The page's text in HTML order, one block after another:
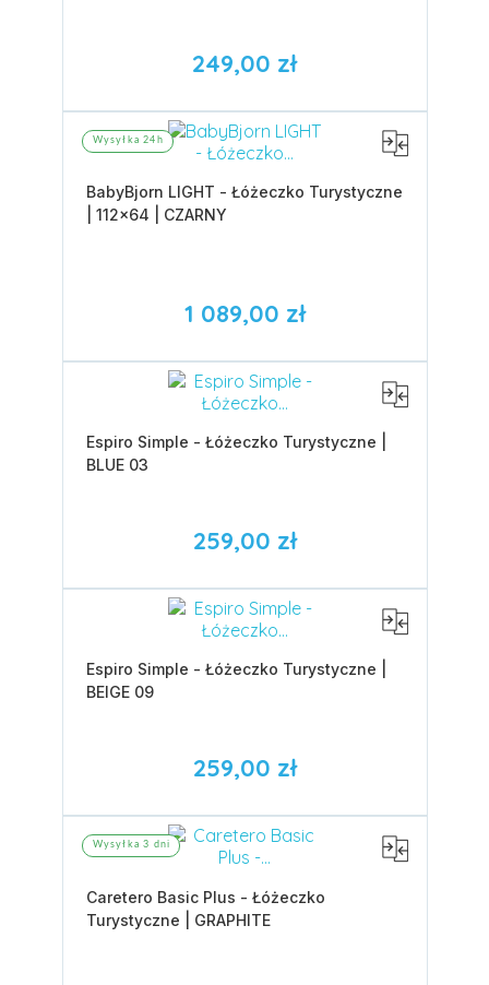
249,00 zł
Wysyłka 24h
BabyBjorn LIGHT - Łóżeczko Turystyczne
| 112x64 | CZARNY
1 089,00 zł
Espiro Simple - Łóżeczko Turystyczne |
BLUE 03
259,00 zł
Espiro Simple - Łóżeczko Turystyczne |
BEIGE 09
259,00 zł
Wysyłka 3 dni
Caretero Basic Plus - Łóżeczko
Turystyczne | GRAPHITE